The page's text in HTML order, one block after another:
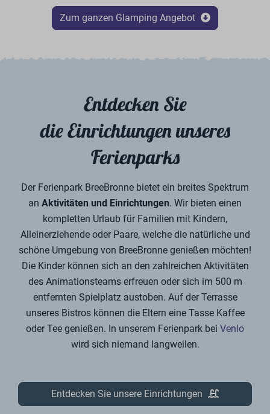
Zum ganzen Glamping Angebot
Entdecken Sie
die Einrichtungen unseres
Ferienparks
Der Ferienpark BreeBronne bietet ein breites Spektrum
an Aktivitäten und Einrichtungen. Wir bieten einen
kompletten Urlaub für Familien mit Kindern,
Alleinerziehende oder Paare, welche die natürliche und
schöne Umgebung von BreeBronne genießen möchten!
Die Kinder können sich an den zahlreichen Aktivitäten
des Animationsteams erfreuen oder sich im 500 m
entfernten Spielplatz austoben. Auf der Terrasse
unseres Bistros können die Eltern eine Tasse Kaffee
oder Tee genießen. In unserem Ferienpark bei Venlo
wird sich niemand langweilen.
Entdecken Sie unsere Einrichtungen